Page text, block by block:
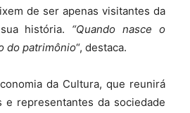
de ser apenas visitantes da
história. “Quando nasce o
do patrimônio“, destaca.
da Cultura, que reunirá
representantes da sociedade